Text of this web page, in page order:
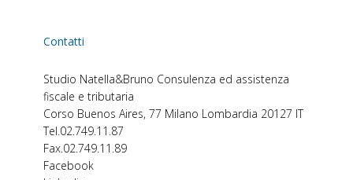
Contatti
Studio Natella&Bruno Consulenza ed assistenza
fiscale e tributaria
Corso Buenos Aires, 77 Milano Lombardia 20127 IT
Tel.02.749.11.87
Fax.02.749.11.89
Facebook